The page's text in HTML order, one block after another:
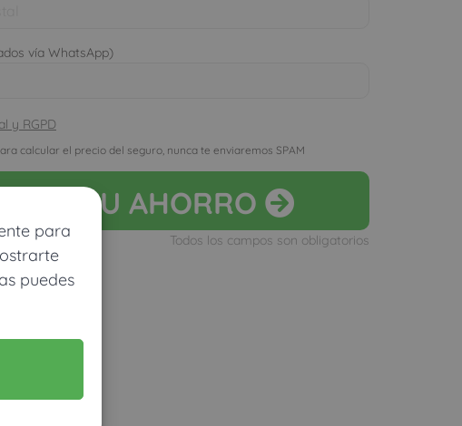
para
puedes
vía WhatsApp)
y RGPD
calcular el precio del seguro, nunca te enviaremos SPAM
TU AHORRO
Todos los campos son obligatorios